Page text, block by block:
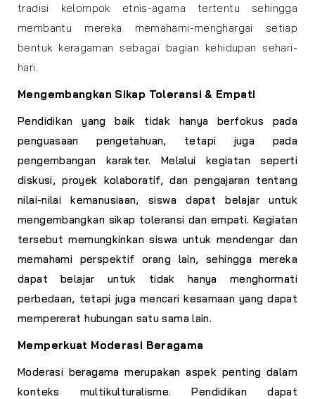
tradisi kelompok etnis-agama tertentu sehingga
membantu mereka memahami-menghargai setiap
bentuk keragaman sebagai bagian kehidupan sehari-
hari.
Mengembangkan Sikap Toleransi & Empati
Pendidikan yang baik tidak hanya berfokus pada
penguasaan pengetahuan, tetapi juga pada
pengembangan karakter. Melalui kegiatan seperti
diskusi, proyek kolaboratif, dan pengajaran tentang
nilai-nilai kemanusiaan, siswa dapat belajar untuk
mengembangkan sikap toleransi dan empati. Kegiatan
tersebut memungkinkan siswa untuk mendengar dan
memahami perspektif orang lain, sehingga mereka
dapat belajar untuk tidak hanya menghormati
perbedaan, tetapi juga mencari kesamaan yang dapat
mempererat hubungan satu sama lain.
Memperkuat Moderasi Beragama
Moderasi beragama merupakan aspek penting dalam
konteks multikulturalisme. Pendidikan dapat